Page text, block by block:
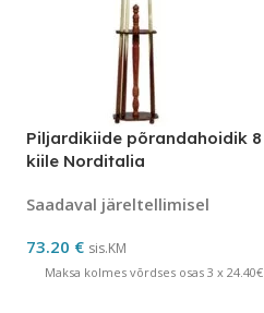
Piljardikiide põrandahoidik 8
kiile Norditalia
Saadaval järeltellimisel
73.20 € sis.KM
Maksa kolmes võrdses osas 3 x 24.40€